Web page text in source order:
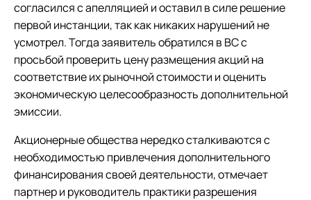
согласился с апелляцией и оставил в силе решение
первой инстанции, так как никаких нарушений не
усмотрел. Тогда заявитель обратился в ВС с
просьбой проверить цену размещения акций на
соответствие их рыночной стоимости и оценить
экономическую целесообразность дополнительной
эмиссии.
Акционерные общества нередко сталкиваются с
необходимостью привлечения дополнительного
финансирования своей деятельности, отмечает
партнер и руководитель практики разрешения